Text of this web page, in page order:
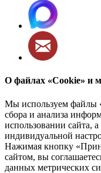
О файлах «Cookie» и
Мы используем файлы
сбора и анализа
использовании сайта,
индивидуальной
Нажимая кнопку
сайтом, вы
данных метрических